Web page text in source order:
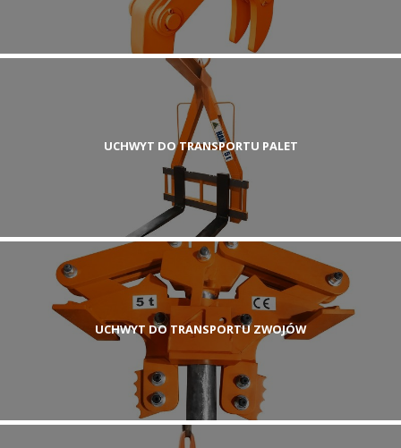
UCHWYT DO TRANSPORTU PALET
UCHWYT DO TRANSPORTU ZWOJÓW